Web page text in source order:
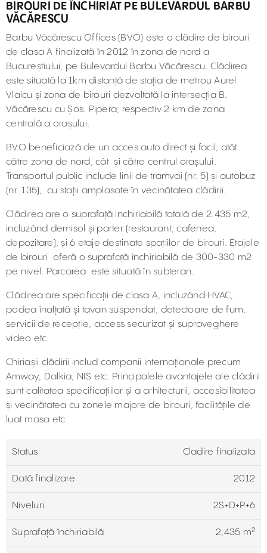
BIROURI DE ÎNCHIRIAT PE BULEVARDUL BARBU
VĂCĂRESCU
Barbu Văcărescu Offices (BVO) este o clădire de birouri
de clasa A finalizată în 2012 în zona de nord a
Bucureștiului, pe Bulevardul Barbu Văcărescu. Clădirea
este situată la 1km distanță de stația de metrou Aurel
Vlaicu și zona de birouri dezvoltată la intersecția B.
Văcărescu cu Șos. Pipera, respectiv 2 km de zona
centrală a orașului.
BVO beneficiază de un acces auto direct și facil, atât
către zona de nord, cât și către centrul orașului.
Transportul public include linii de tramvai (nr. 5) și autobuz
(nr. 135), cu stații amplasate în vecinătatea clădirii.
Clădirea are o suprafață inchiriabilă totală de 2.435 m2,
incluzând demisol și parter (restaurant, cafenea,
depozitare), și 6 etaje destinate spațiilor de birouri. Etajele
de birouri oferă o suprafață închiriabilă de 300-330 m2
pe nivel. Parcarea este situată în subteran.
Clădirea are specificații de clasa A, incluzând HVAC,
podea înalțată și tavan suspendat, detectoare de fum,
servicii de recepție, access securizat și supraveghere
video etc.
Chiriașii clădirii includ companii internaționale precum
Amway, Dalkia, NIS etc. Principalele avantajele ale clădirii
sunt calitatea specificațiilor și a arhitecturii, accesibilitatea
și vecinătatea cu zonele majore de birouri, facilitățile de
luat masa etc.
Status Cladire finalizata
Dată finalizare 2012
Niveluri 2S+D+P+6
Suprafață închiriabilă 2,435 m²